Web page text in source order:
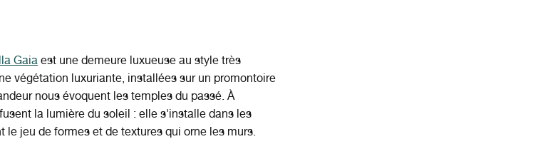
Gaia est une demeure luxueuse au style très
végétation luxuriante, installées sur un promontoire
nous évoquent les temples du passé. À
la lumière du soleil : elle s'installe dans les
le jeu de formes et de textures qui orne les murs.